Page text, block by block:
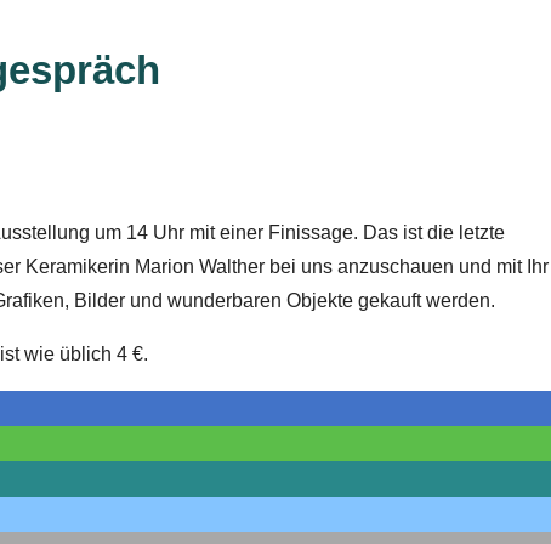
um 14 Uhr mit einer Finissage. Das ist die letzte
Keramikerin Marion Walther bei uns anzuschauen und mit
Bilder und wunderbaren Objekte gekauft werden.
wie üblich 4 €.